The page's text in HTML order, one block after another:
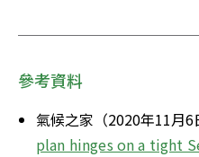
參考資料
氣候之家（2020年11月6
plan hinges on a tight